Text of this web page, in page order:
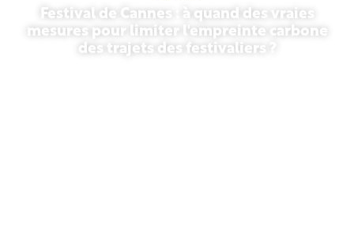
Festival de Cannes : à quand des vraies
mesures pour limiter l'empreinte carbone
des trajets des festivaliers ?